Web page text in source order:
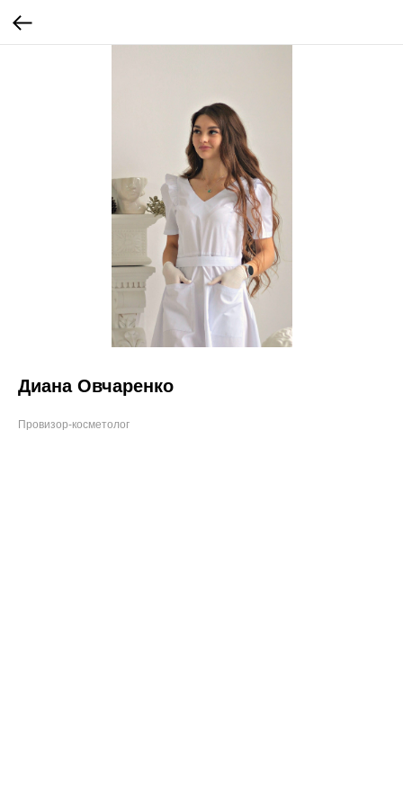
Диана Овчаренко
Провизор-косметолог